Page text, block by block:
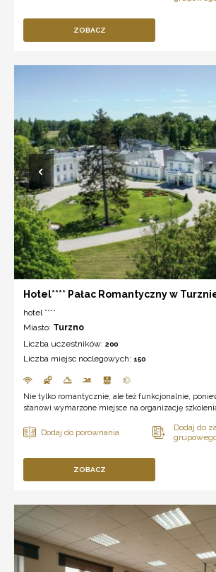
ZOBACZ
Hotel**** Pałac Romantyczny w
hotel ****
Miasto: Turzno
Liczba uczestników: 200
Liczba miejsc noclegowych: 150
Nie tylko romantycznie, ale też funkcjonalnie,
stanowi wymarzone miejsce na organizację
ZOBACZ